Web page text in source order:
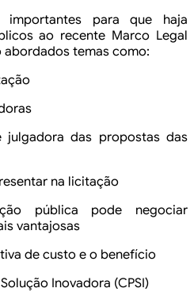
importantes para que haja
ao recente Marco Legal
abordados temas como:
julgadora das propostas das
na licitação
pública pode negociar
vantajosas
de custo e o benefício
Solução Inovadora (CPSI)